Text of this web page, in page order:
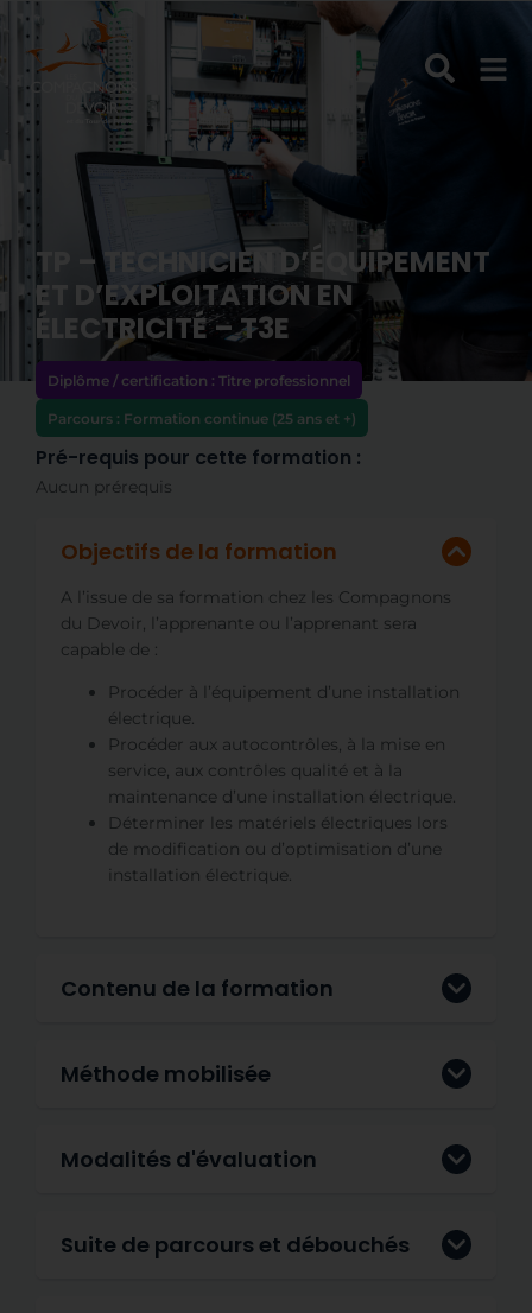
TP – TECHNICIEN D’ÉQUIPEMENT
ET D’EXPLOITATION EN
ÉLECTRICITÉ – T3E
Diplôme / certification : Titre professionnel
Parcours : Formation continue (25 ans et +)
Pré-requis pour cette formation :
Aucun prérequis
Objectifs de la formation
A l’issue de sa formation chez les Compagnons
du Devoir, l’apprenante ou l’apprenant sera
capable de :
Procéder à l’équipement d’une installation
électrique.
Procéder aux autocontrôles, à la mise en
service, aux contrôles qualité et à la
maintenance d’une installation électrique.
Déterminer les matériels électriques lors
de modification ou d’optimisation d’une
installation électrique.
Contenu de la formation
Méthode mobilisée
Modalités d'évaluation
Suite de parcours et débouchés